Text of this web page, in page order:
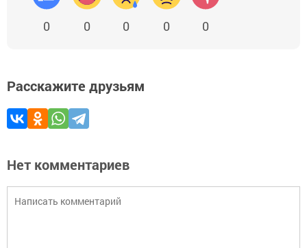
0 0 0 0 0
Расскажите друзьям
Нет комментариев